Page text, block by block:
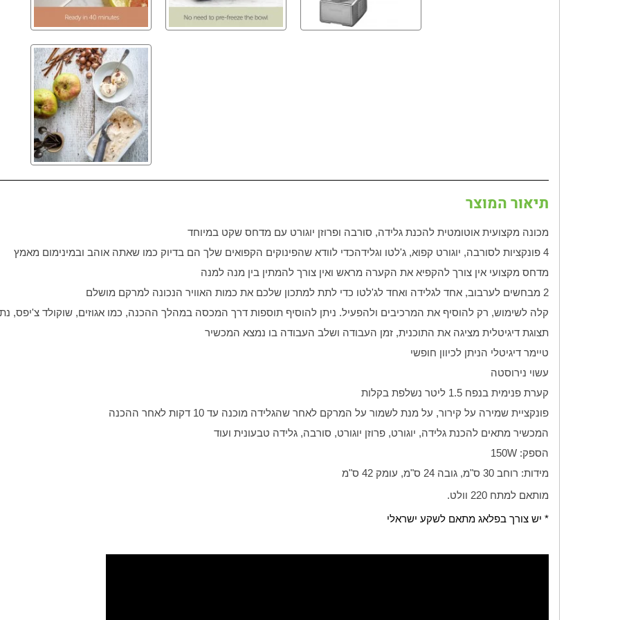
תיאור המוצר
מכונה מקצועית אוטומטית להכנת גלידה, סורבה ופרוזן יוגורט עם מדחס שקט במיוחד
4 פונקציות לסורבה, יוגורט קפוא, ג'לטו וגלידה
כדי לוודא שהפינוקים הקפואים שלך הם בדיוק כמו שאתה אוהב ובמינימום מאמץ
מדחס מקצועי אין צורך להקפיא את הקערה מראש ואין צורך להמתין בין מנה למנה
2 מבחשים לערבוב, אחד לגלידה ואחד לג'לטו כדי לתת למתכון שלכם את כמות האוויר הנכונה למרקם מושלם
קלה לשימוש, רק להוסיף את המרכיבים ולהפעיל. ניתן להוסיף תוספות דרך המכסה במהלך ההכנה, כמו אגוזים, שוקולד צ'יפס,
תצוגת דיגיטלית מציגה את התוכנית, זמן העבודה ושלב העבודה בו נמצא המכשיר
טיימר דיגיטלי הניתן לכיוון חופשי
עשוי נירוסטה
קערת פנימית בנפח 1.5 ליטר נשלפת בקלות
פונקציית שמירה על קירור, על מנת לשמור על המרקם לאחר שהגלידה מוכנה עד 10 דקות לאחר ההכנה
המכשיר מתאים להכנת גלידה, יוגורט, פרוזן יוגורט, סורבה, גלידה טבעונית ועוד
הספק: W
150
מידות: רוחב 30 ס"מ, גובה 24 ס"מ, עומק 42 ס"מ
מותאם למתח 220 וולט.
* יש צורך בפלאג מתאם לשקע ישראלי